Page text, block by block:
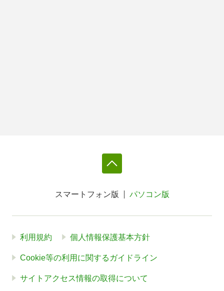
スマートフォン版 パソコン版
利用規約 個人情報保護基本方針
Cookie等の利用に関するガイドライン
サイトアクセス情報の取得について